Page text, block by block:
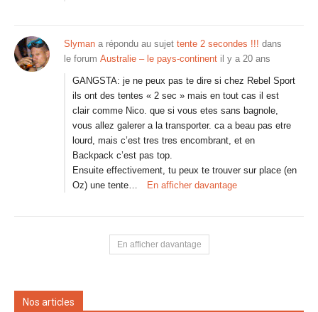
Slyman a répondu au sujet tente 2 secondes !!! dans
le forum Australie – le pays-continent il y a 20 ans
GANGSTA: je ne peux pas te dire si chez Rebel Sport
ils ont des tentes « 2 sec » mais en tout cas il est
clair comme Nico. que si vous etes sans bagnole,
vous allez galerer a la transporter. ca a beau pas etre
lourd, mais c’est tres tres encombrant, et en
Backpack c’est pas top.
Ensuite effectivement, tu peux te trouver sur place (en
Oz) une tente…
En afficher davantage
En afficher davantage
Nos articles